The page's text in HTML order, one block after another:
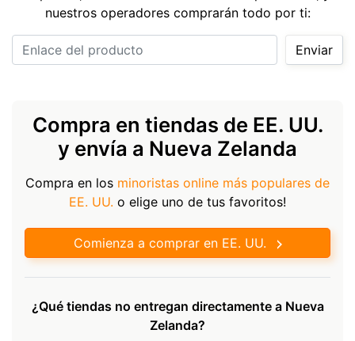
nuestros operadores comprarán todo por ti:
Enviar
Compra en tiendas de EE. UU.
y envía a Nueva Zelanda
Compra en los minoristas online más populares de
EE. UU. o elige uno de tus favoritos!
Comienza a comprar en EE. UU.
¿Qué tiendas no entregan directamente a Nueva
Zelanda?